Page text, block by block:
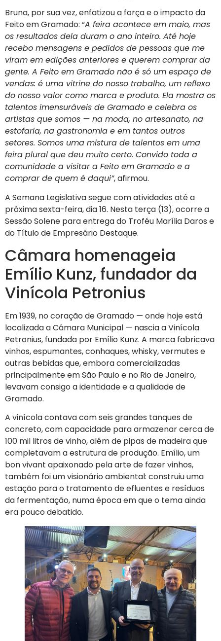
Bruna, por sua vez, enfatizou a força e o impacto da
Feito em Gramado: “A feira acontece em maio, mas
os resultados dela duram o ano inteiro. Até hoje
recebo mensagens e pedidos de pessoas que me
viram em edições anteriores e querem comprar da
gente. A Feito em Gramado não é só um espaço de
vendas: é uma vitrine do nosso trabalho, um reflexo
do nosso valor como marca e produto. Ela mostra os
talentos imensuráveis de Gramado e celebra os
artistas que somos — na moda, no artesanato, na
estofaria, na gastronomia e em tantos outros
setores. Somos uma mistura de talentos em uma
feira plural que deu muito certo. Convido toda a
comunidade a visitar a Feito em Gramado e a
comprar de quem é daqui”, afirmou.
A Semana Legislativa segue com atividades até a
próxima sexta-feira, dia 16. Nesta terça (13), ocorre a
Sessão Solene para entrega do Troféu Marília Daros e
do Título de Empresário Destaque.
Câmara homenageia
Emílio Kunz, fundador da
Vinícola Petronius
Em 1939, no coração de Gramado — onde hoje está
localizada a Câmara Municipal — nascia a Vinícola
Petronius, fundada por Emílio Kunz. A marca fabricava
vinhos, espumantes, conhaques, whisky, vermutes e
outras bebidas que, embora comercializadas
principalmente em São Paulo e no Rio de Janeiro,
levavam consigo a identidade e a qualidade de
Gramado.
A vinícola contava com seis grandes tanques de
concreto, com capacidade para armazenar cerca de
100 mil litros de vinho, além de pipas de madeira que
completavam a estrutura de produção. Emílio, um
bon vivant apaixonado pela arte de fazer vinhos,
também foi um visionário ambiental: construiu uma
estação para o tratamento de efluentes e resíduos
da fermentação, numa época em que o tema ainda
era pouco debatido.